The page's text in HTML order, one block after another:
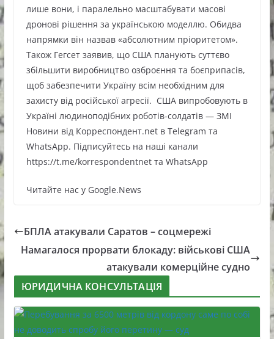
лише вони, і паралельно масштабувати масові
дронові рішення за українською моделлю. Обидва
напрямки він назвав «абсолютним пріоритетом».
Також Гегсет заявив, що США планують суттєво
збільшити виробництво озброєння та боєприпасів,
щоб забезпечити Україну всім необхідним для
захисту від російської агресії. США випробовують в
Україні людиноподібних роботів-солдатів — ЗМІ
Новини від Корреспондент.net в Telegram та
WhatsApp. Підписуйтесь на наші канали
https://t.me/korrespondentnet та WhatsApp
Читайте нас у Google.News
БПЛА атакували Саратов – соцмережі
Намагалося прорвати блокаду: військові США
атакували комерційне судно
ЮРИДИЧНА КОНСУЛЬТАЦІЯ